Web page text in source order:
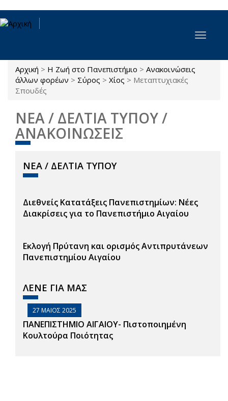
Παράκαμψη προς το κυρίως περιεχόμενο
Toggle
Είστε εδώ
Αρχική > Η Ζωή στο Πανεπιστήμιο > Ανακοινώσεις
άλλων φορέων > Σύρος > Χίος > Μεταπτυχιακές
Σπουδές
ΝΕΑ / ΔΕΛΤΙΑ ΤΥΠΟΥ /
ΑΝΑΚΟΙΝΩΣΕΙΣ
ΝΕΑ / ΔΕΛΤΙΑ ΤΥΠΟΥ
Διεθνείς Κατατάξεις Πανεπιστημίων: Νέες
Διακρίσεις για το Πανεπιστήμιο Αιγαίου
Εκλογή Πρύτανη και ορισμός Αντιπρυτάνεων
Πανεπιστημίου Αιγαίου
ΛΕΝΕ ΓΙΑ ΜΑΣ
27 ΜΑΙΟΣ 2025
ΠΑΝΕΠΙΣΤΗΜΙΟ ΑΙΓΑΙΟΥ- Πιστοποιημένη
Κουλτούρα Ποιότητας